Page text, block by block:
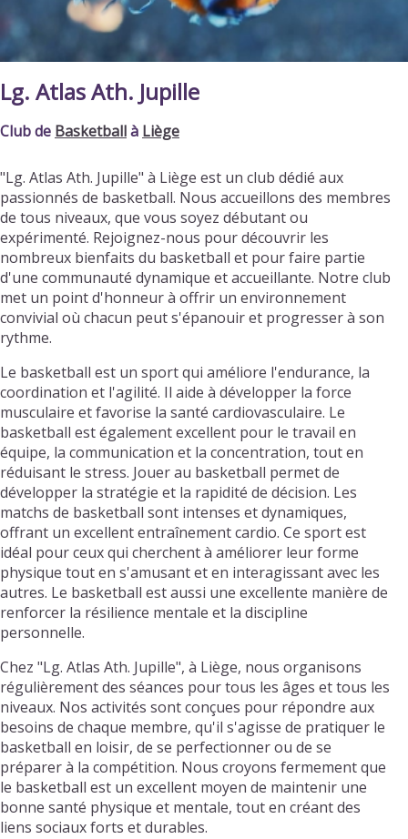
Lg. Atlas Ath. Jupille
Club de Basketballà Liège
"Lg. Atlas Ath. Jupille" à Liège est un club dédié aux
passionnés de basketball. Nous accueillons des membres
de tous niveaux, que vous soyez débutant ou
expérimenté. Rejoignez-nous pour découvrir les
nombreux bienfaits du basketball et pour faire partie
d'une communauté dynamique et accueillante. Notre club
met un point d'honneur à offrir un environnement
convivial où chacun peut s'épanouir et progresser à son
rythme.
Le basketball est un sport qui améliore l'endurance, la
coordination et l'agilité. Il aide à développer la force
musculaire et favorise la santé cardiovasculaire. Le
basketball est également excellent pour le travail en
équipe, la communication et la concentration, tout en
réduisant le stress. Jouer au basketball permet de
développer la stratégie et la rapidité de décision. Les
matchs de basketball sont intenses et dynamiques,
offrant un excellent entraînement cardio. Ce sport est
idéal pour ceux qui cherchent à améliorer leur forme
physique tout en s'amusant et en interagissant avec les
autres. Le basketball est aussi une excellente manière de
renforcer la résilience mentale et la discipline
personnelle.
Chez "Lg. Atlas Ath. Jupille", à Liège, nous organisons
régulièrement des séances pour tous les âges et tous les
niveaux. Nos activités sont conçues pour répondre aux
besoins de chaque membre, qu'il s'agisse de pratiquer le
basketball en loisir, de se perfectionner ou de se
préparer à la compétition. Nous croyons fermement que
le basketball est un excellent moyen de maintenir une
bonne santé physique et mentale, tout en créant des
liens sociaux forts et durables.